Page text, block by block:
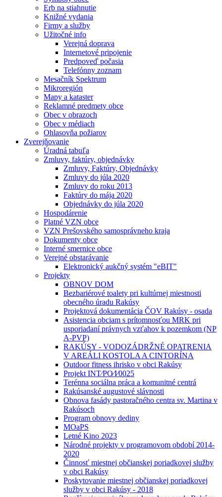
Erb na stiahnutie
Knižné vydania
Firmy a služby
Užitočné info
Verejná doprava
Internetové pripojenie
Predpoveď počasia
Telefónny zoznam
Mesačník Spektrum
Mikroregión
Mapy a kataster
Reklamné predmety obce
Obec v obrazoch
Obec v médiach
Ohlasovňa požiarov
Zverejňovanie
Úradná tabuľa
Zmluvy, faktúry, objednávky
Zmluvy, Faktúry, Objednávky
Zmluvy do júla 2020
Zmluvy do roku 2013
Faktúry do mája 2020
Objednávky do júla 2020
Hospodárenie
Platné VZN obce
VZN Prešovského samosprávneho kraja
Dokumenty obce
Interné smernice obce
Verejné obstarávanie
Elektronický aukčný systém "eBIT"
Projekty
OBNOV DOM
Bezbariérové toalety pri kultúrnej miestnosti
obecného úradu Rakúsy
Projektová dokumentácia ČOV Rakúsy - osada
Asistencia obciam s prítomnosťou MRK pri
usporiadaní právnych vzťahov k pozemkom (NP
A-PVP)
RAKÚSY - VODOZÁDRŽNÉ OPATRENIA
V AREÁLI KOSTOLA A CINTORÍNA
Outdoor fitness ihrisko v obci Rakúsy
Projekt INT⁄PO⁄I⁄0025
Terénna sociálna práca a komunitné centrá
Rakúsanské augustové slávnosti
Obnova fasády pastoračného centra sv. Martina v
Rakúsoch
Program obnovy dediny
MOaPS
Letné Kino 2023
Národné projekty v programovom období 2014-
2020
Činnosť miestnej občianskej poriadkovej služby
v obci Rakúsy
Poskytovanie miestnej občianskej poriadkovej
služby v obci Rakúsy - 2018